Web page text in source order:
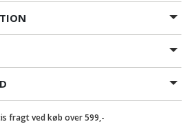
fragt ved køb over 599,-